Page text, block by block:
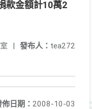
款金額計10萬2
發布人： tea272
|
佈日期： 2008-10-03